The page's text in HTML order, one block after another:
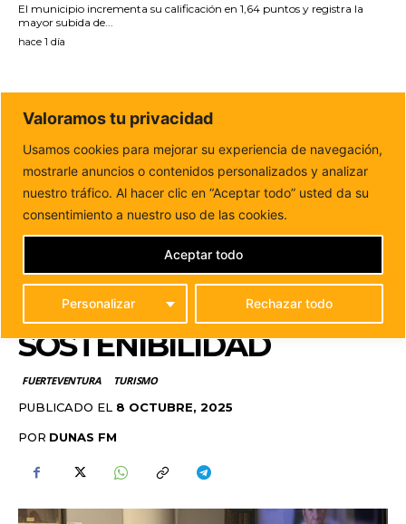
El municipio incrementa su calificación en 1,64 puntos y registra la
mayor subida de...
hace 1 día